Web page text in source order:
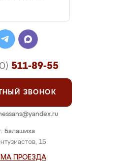
Балашиха
1Б
ПРОЕЗДА
511-89-55
ЗВОНОК